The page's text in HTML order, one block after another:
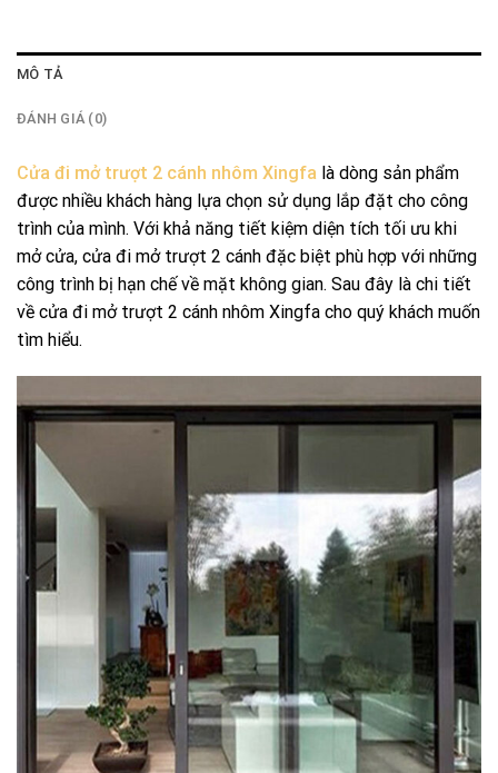
MÔ TẢ
ĐÁNH GIÁ (0)
Cửa đi mở trượt 2 cánh nhôm Xingfa là dòng sản phẩm
được nhiều khách hàng lựa chọn sử dụng lắp đặt cho công
trình của mình. Với khả năng tiết kiệm diện tích tối ưu khi
mở cửa, cửa đi mở trượt 2 cánh đặc biệt phù hợp với những
công trình bị hạn chế về mặt không gian. Sau đây là chi tiết
về cửa đi mở trượt 2 cánh nhôm Xingfa cho quý khách muốn
tìm hiểu.